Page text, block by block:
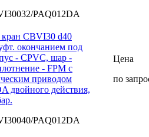
PAQ012DA
CBVI30 d40
окончанием под
- CPVC, шар -
- FPM с
приводом
двойного действия,
PAQ012DA
Цена
по